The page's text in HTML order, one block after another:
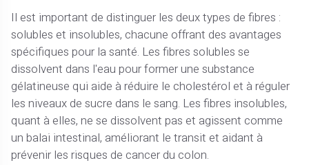
Il est important de distinguer les deux types de fibres :
solubles et insolubles, chacune offrant des avantages
spécifiques pour la santé. Les fibres solubles se
dissolvent dans l'eau pour former une substance
gélatineuse qui aide à réduire le cholestérol et à réguler
les niveaux de sucre dans le sang. Les fibres insolubles,
quant à elles, ne se dissolvent pas et agissent comme
un balai intestinal, améliorant le transit et aidant à
prévenir les risques de cancer du colon.